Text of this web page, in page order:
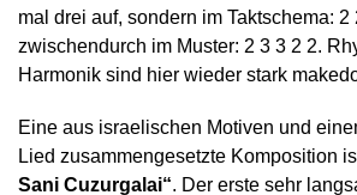
mal drei auf, sondern im Taktschema: 2
zwischendurch im Muster: 2 3 3 2 2.
Harmonik sind hier wieder stark
Eine aus israelischen Motiven und
Lied zusammengesetzte Komposition
Sani Cuzurgalai“. Der erste sehr